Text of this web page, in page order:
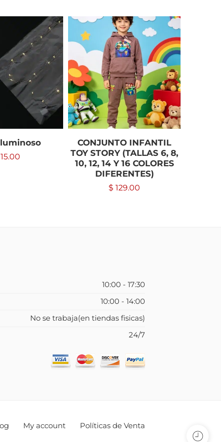
CONJUNTO INFANTIL
TOY STORY (TALLAS 6, 8,
10, 12, 14 Y 16 COLORES
DIFERENTES)
$ 129.00
10:00 - 17:30
10:00 - 14:00
No se trabaja(en tiendas fisicas)
24/7
My account Políticas de Venta